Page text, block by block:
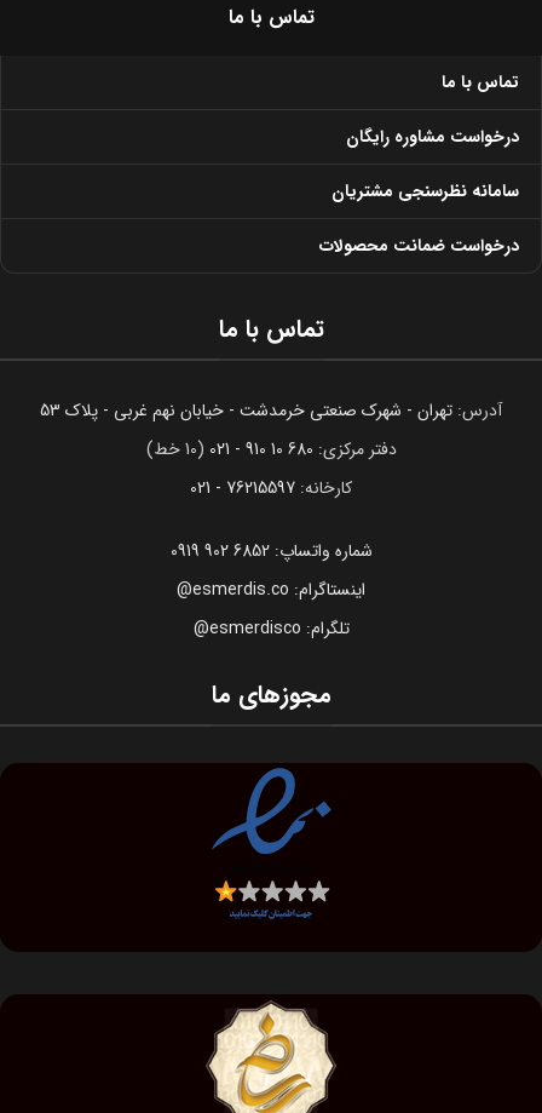
تماس با ما
تماس با ما
درخواست مشاوره رایگان
سامانه نظرسنجی مشتریان
درخواست ضمانت محصولات
تماس با ما
آدرس: تهران - شهرک صنعتی خرمدشت - خیابان نهم غربی - پلاک 53
دفتر مرکزی: 680 10 910 - 021
(10 خط)
کارخانه: 76215597 - 021
شماره واتساپ: 6852 902 0919
اینستاگرام: esmerdis.co@
تلگرام: esmerdisco@
مجوزهای ما